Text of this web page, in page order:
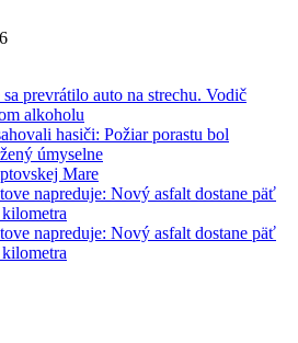
prevrátilo auto na strechu. Vodič
alkoholu
hasiči: Požiar porastu bol
úmyselne
Mare
napreduje: Nový asfalt dostane päť
napreduje: Nový asfalt dostane päť